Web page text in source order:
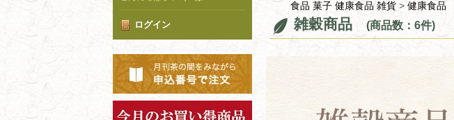
ログイン
食品 菓子 健康食品 雑貨 > 健康食品
雑穀商品 (商品数：6件)